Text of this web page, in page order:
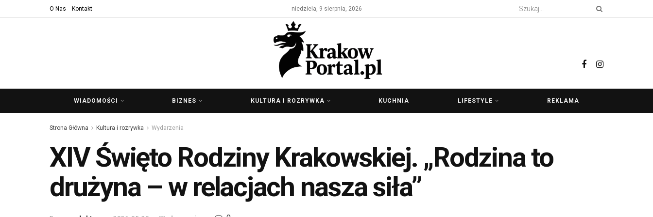
O Nas Kontakt niedziela, 9 sierpnia, 2026
WIADOMOŚCI BIZNES KULTURA I ROZRYWKA KUCHNIA LIFESTYLE REKLAMA
Strona Główna Kultura i rozrywka Wydarzenia
XIV Święto Rodziny Krakowskiej. „Rodzina to
drużyna – w relacjach nasza siła”